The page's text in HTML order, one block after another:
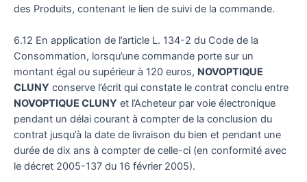
des Produits, contenant le lien de suivi de la commande.
6.12 En application de l’article L. 134-2 du Code de la
Consommation, lorsqu’une commande porte sur un
montant égal ou supérieur à 120 euros, NOVOPTIQUE
CLUNY conserve l’écrit qui constate le contrat conclu entre
NOVOPTIQUE CLUNY et l’Acheteur par voie électronique
pendant un délai courant à compter de la conclusion du
contrat jusqu’à la date de livraison du bien et pendant une
durée de dix ans à compter de celle-ci (en conformité avec
le décret 2005-137 du 16 février 2005).